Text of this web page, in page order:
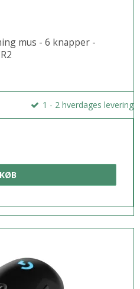
mus - 6 knapper -
1 - 2 hverdages levering
KØB